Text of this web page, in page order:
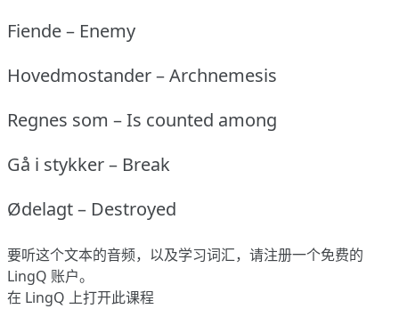
Fiende – Enemy
Hovedmostander – Archnemesis
Regnes som – Is counted among
Gå i stykker – Break
Ødelagt – Destroyed
要听这个文本的音频，以及学习词汇，请注册一个免费的
LingQ 账户。
在 LingQ 上打开此课程